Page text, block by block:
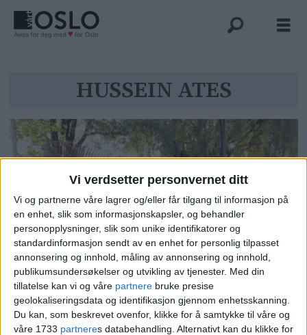
Vi verdsetter personvernet ditt
Vi og partnerne våre lagrer og/eller får tilgang til informasjon på
en enhet, slik som informasjonskapsler, og behandler
personopplysninger, slik som unike identifikatorer og
standardinformasjon sendt av en enhet for personlig tilpasset
annonsering og innhold, måling av annonsering og innhold,
publikumsundersøkelser og utvikling av tjenester. Med din
tillatelse kan vi og våre partnere bruke presise
geolokaliseringsdata og identifikasjon gjennom enhetsskanning.
Du kan, som beskrevet ovenfor, klikke for å samtykke til våre og
våre 1733 partneres databehandling. Alternativt kan du klikke for
hussein
ates
HUSSEIN ATES
Ungdom i bydel Grünerløkka fikk
sommerjobb — også i oktober